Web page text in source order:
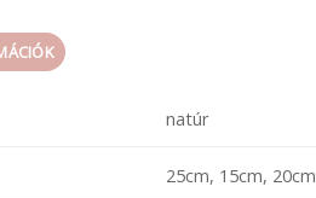
natúr
25cm, 15cm, 20cm